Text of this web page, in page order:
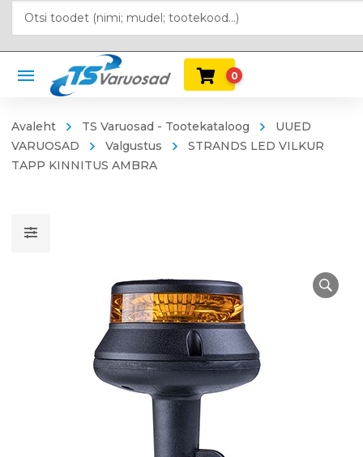
0
Avaleht TS Varuosad - Tootekataloog
UUED
VARUOSAD
Valgustus
STRANDS LED VILKUR
TAPP KINNITUS AMBRA